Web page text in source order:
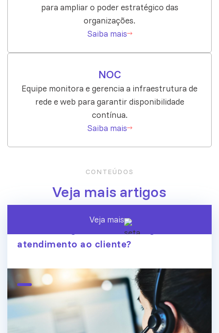
para ampliar o poder estratégico das
organizações.
Saiba mais
NOC
Equipe monitora e gerencia a infraestrutura de
rede e web para garantir disponibilidade
contínua.
Saiba mais
CONTEÚDOS
Veja mais artigos
A era dos agentes de IA chegou ao
atendimento ao cliente?
Veja mais